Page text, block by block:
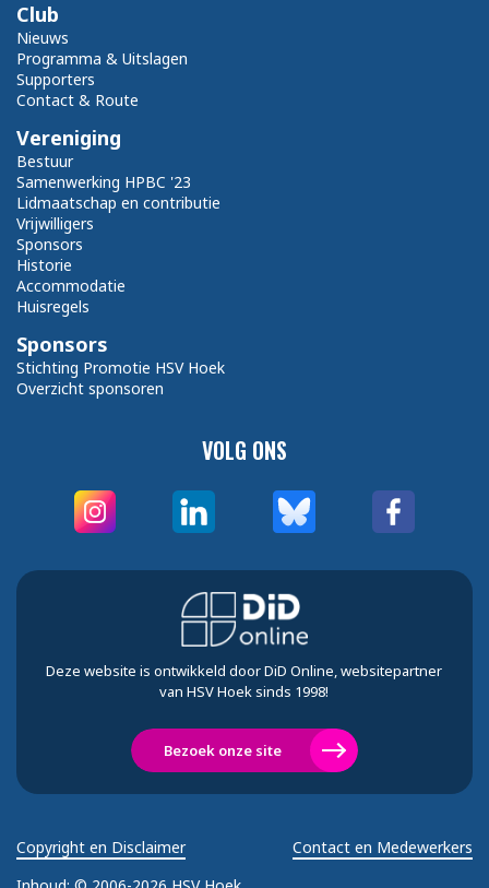
VOLG ONS
Club
Nieuws
Programma & Uitslagen
Supporters
Contact & Route
Vereniging
Bestuur
Samenwerking HPBC '23
Lidmaatschap en contributie
Vrijwilligers
Sponsors
Historie
Accommodatie
Huisregels
Sponsors
Stichting Promotie HSV Hoek
Overzicht sponsoren
Deze website is ontwikkeld door DiD Online, websitepartner
van HSV Hoek sinds 1998!
Bezoek onze site
Copyright en Disclaimer Contact en Medewerkers